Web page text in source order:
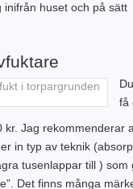
inifrån huset och på sätt
få
kr. Jag rekommenderar
in typ av teknik
tusenlappar till ) som
Det finns många